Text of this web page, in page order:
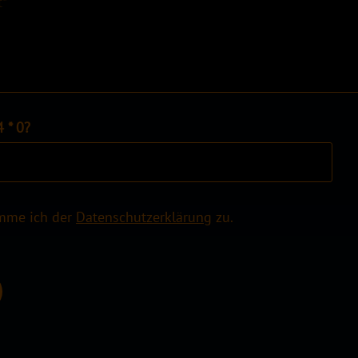
* 0?
ich der Datenschutzerklärung zu.